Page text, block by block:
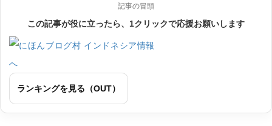
記事の冒頭
この記事が役に立ったら、1クリックで応援お願いします
ランキングを見る（OUT）